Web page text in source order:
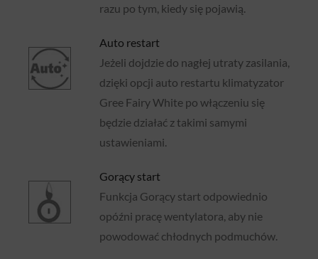
razu po tym, kiedy się pojawią.
Auto restart
Jeżeli dojdzie do nagłej utraty zasilania,
dzięki opcji auto restartu klimatyzator
Gree Fairy White po włączeniu się
będzie działać z takimi samymi
ustawieniami.
Gorący start
Funkcja Gorący start odpowiednio
opóźni pracę wentylatora, aby nie
powodować chłodnych podmuchów.